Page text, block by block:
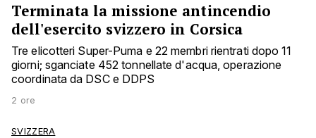
Terminata la missione antincendio
dell'esercito svizzero in Corsica
Tre elicotteri Super-Puma e 22 membri rientrati dopo 11
giorni; sganciate 452 tonnellate d'acqua, operazione
coordinata da DSC e DDPS
2 ore
SVIZZERA